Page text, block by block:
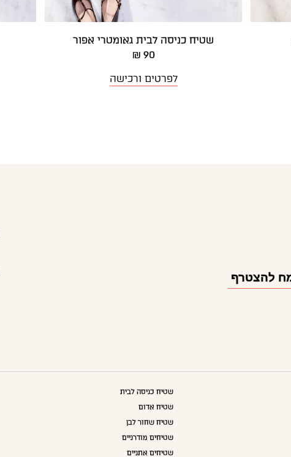
שטיח כניסה לבית גאומטרי אפור
90 ₪
לפרטים ורכישה
שטיח כניסה לבית
שטיח אדום
שטיח שחור לבן
שטיחים מודרניים
שטיחים אתניים